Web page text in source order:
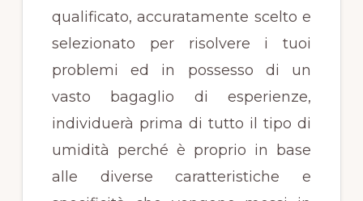
qualificato, accuratamente scelto e
selezionato per risolvere i tuoi
problemi ed in possesso di un
vasto bagaglio di esperienze,
individuerà prima di tutto il tipo di
umidità perché è proprio in base
alle diverse caratteristiche e